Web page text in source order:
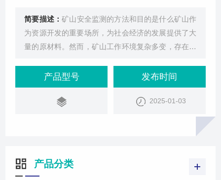
简要描述：矿山安全监测的方法和目的是什么矿山作
为资源开发的重要场所，为社会经济的发展提供了大
量的原材料。然而，矿山工作环境复杂多变，存在着
胁了矿工的生命安全和矿山的正常运营。因此，矿山
安全监测显得尤为重要，它不仅是预防矿山事故的有
效手段，也是保障矿工安全和矿山可持续发展的关
键。矿山安全监测涵盖了多个方面，采用多种技术手
产品型号 发布时间
2025-01-03
产品分类